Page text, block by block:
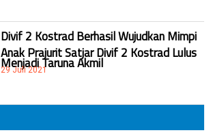
Divif 2 Kostrad Berhasil Wujudkan Mimpi
Anak Prajurit Satjar Divif 2 Kostrad Lulus
Menjadi Taruna Akmil
29 Juli 2021